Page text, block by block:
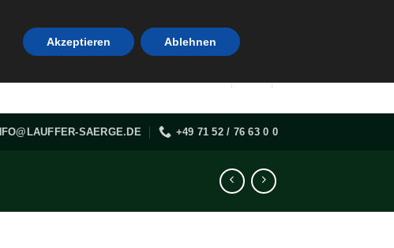
SAERGE.DE +49 71 52 / 76 63 0 0
Akzeptieren Ablehnen